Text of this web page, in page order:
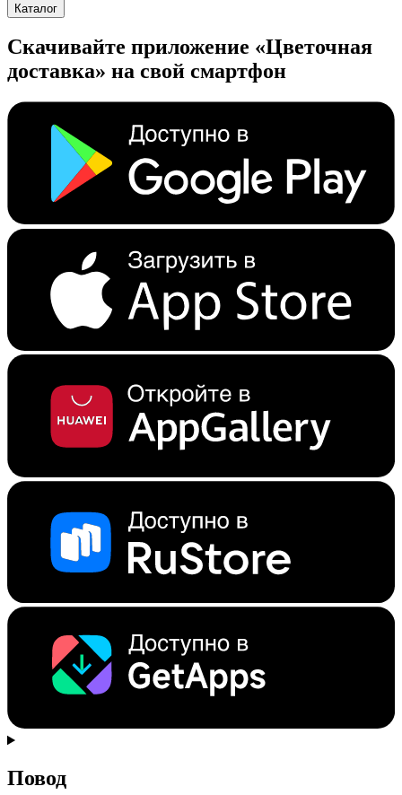
Каталог
Скачивайте приложение «Цветочная
доставка» на свой смартфон
Повод